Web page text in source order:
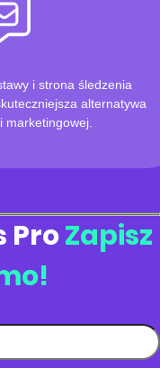
strona śledzenia
alternatywa
ProZapisz